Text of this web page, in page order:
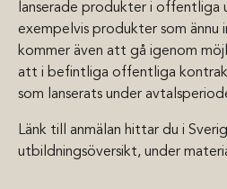
lanserade produkter i offentliga
exempelvis produkter som ännu
kommer även att gå igenom
att i befintliga offentliga
som lanserats under
Länk till anmälan hittar du i
utbildningsöversikt, under